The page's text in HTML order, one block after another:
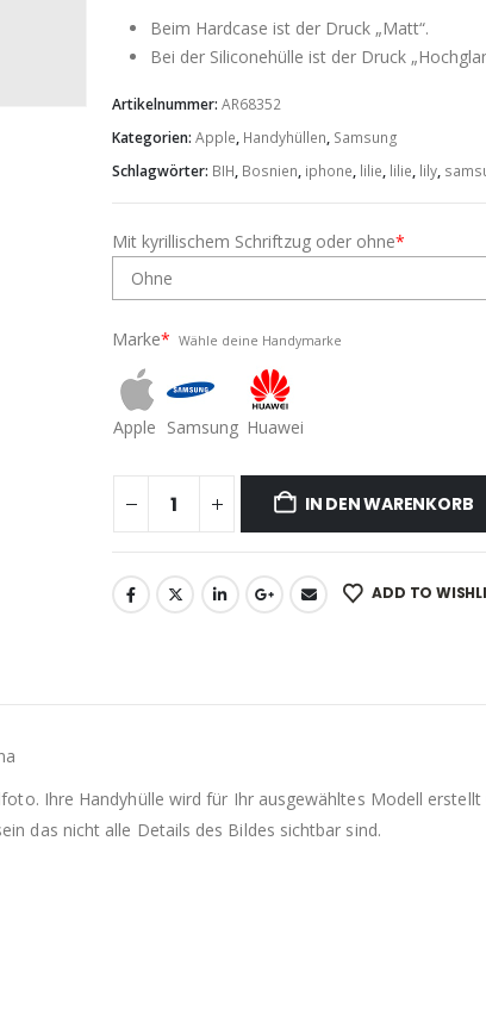
Beim Hardcase ist der Druck „Matt“.
Bei der Siliconehülle ist der Druck
Artikelnummer: AR68352
Kategorien: Apple, Handyhüllen, Samsung
Schlagwörter: BIH, Bosnien, iphone, lilie, lilie, lily,
Mit kyrillischem Schriftzug oder ohne*
Marke* Wähle deine Handymarke
Apple Samsung Huawei
IN DEN WARENKORB
ADD TO
Ihre Handyhülle wird für Ihr ausgewähltes Modell
das nicht alle Details des Bildes sichtbar sind.